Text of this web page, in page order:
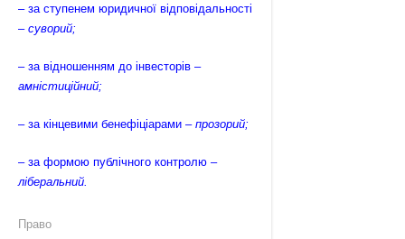
– за ступенем юридичної відповідальності
– суворий;
– за відношенням до інвесторів –
амністиційний;
– за кінцевими бенефіціарами – прозорий;
– за формою публічного контролю –
ліберальний.
Право